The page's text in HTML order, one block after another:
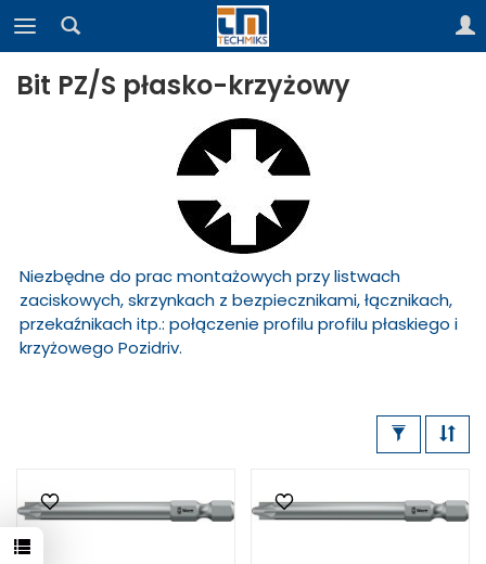
Bit PZ/S płasko-krzyżowy
Niezbędne do prac montażowych przy listwach
zaciskowych, skrzynkach z bezpiecznikami, łącznikach,
przekaźnikach itp.: połączenie profilu profilu płaskiego i
krzyżowego Pozidriv.